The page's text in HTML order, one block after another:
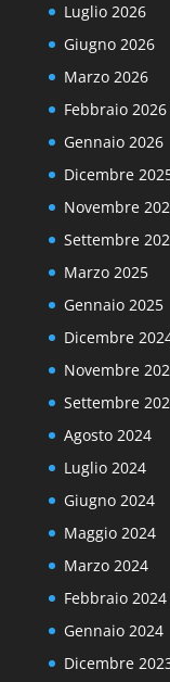
Luglio 2026
Giugno 2026
Marzo 2026
Febbraio 2026
Gennaio 2026
Dicembre
Novembre
Settembre
Marzo 2025
Gennaio 2025
Dicembre
Novembre
Settembre
Agosto 2024
Luglio 2024
Giugno 2024
Maggio 2024
Marzo 2024
Febbraio 2024
Gennaio 2024
Dicembre